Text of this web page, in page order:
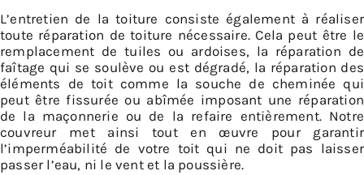
L’entretien de la toiture consiste également à réaliser
toute réparation de toiture nécessaire. Cela peut être le
remplacement de tuiles ou ardoises, la réparation de
faîtage qui se soulève ou est dégradé, la réparation des
éléments de toit comme la souche de cheminée qui
peut être fissurée ou abîmée imposant une réparation
de la maçonnerie ou de la refaire entièrement. Notre
couvreur met ainsi tout en œuvre pour garantir
l’imperméabilité de votre toit qui ne doit pas laisser
passer l’eau, ni le vent et la poussière.